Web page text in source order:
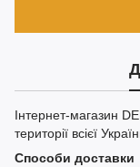
Інтернет-магазин
території всієї
Способи доставки